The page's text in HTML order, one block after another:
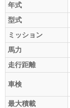
年式
型式
ミッション
馬力
走行距離
車検
最大積載